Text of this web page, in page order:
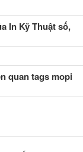
In Kỹ Thuật số,
quan tags mopi